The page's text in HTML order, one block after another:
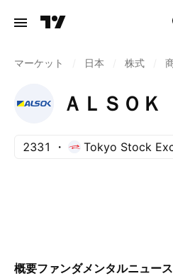
マーケット 日本 株式
ＡＬＳＯＫ
2331 Tokyo Stock
概要ファンダメンタルニュース